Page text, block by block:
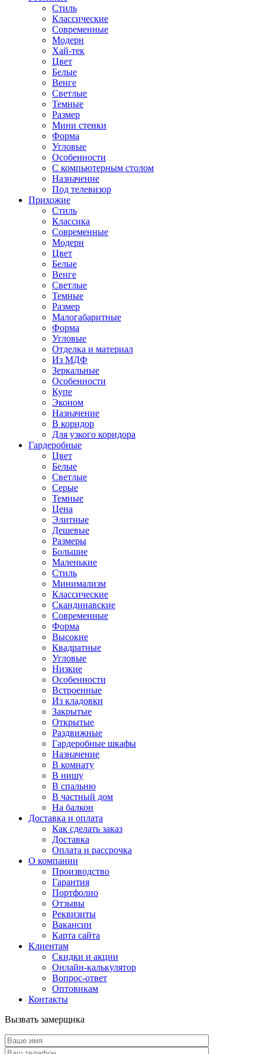
Стиль
Классические
Современные
Модерн
Хай-тек
Цвет
Белые
Венге
Светлые
Темные
Размер
Мини стенки
Форма
Угловые
Особенности
С компьютерным столом
Назначение
Под телевизор
Прихожие
Стиль
Классика
Современные
Модерн
Цвет
Белые
Венге
Светлые
Темные
Размер
Малогабаритные
Форма
Угловые
Отделка и материал
Из МДФ
Зеркальные
Особенности
Купе
Эконом
Назначение
В коридор
Для узкого коридора
Гардеробные
Цвет
Белые
Светлые
Серые
Темные
Цена
Элитные
Дешевые
Размеры
Большие
Маленькие
Стиль
Минимализм
Классические
Скандинавские
Современные
Форма
Высокие
Квадратные
Угловые
Низкие
Особенности
Встроенные
Из кладовки
Закрытые
Открытые
Раздвижные
Гардеробные шкафы
Назначение
В комнату
В нишу
В спальню
В частный дом
На балкон
Доставка и оплата
Как сделать заказ
Доставка
Оплата и рассрочка
О компании
Производство
Гарантия
Портфолио
Отзывы
Реквизиты
Вакансии
Карта сайта
Клиентам
Скидки и акции
Онлайн-калькулятор
Вопрос-ответ
Оптовикам
Контакты
Вызвать замерщика